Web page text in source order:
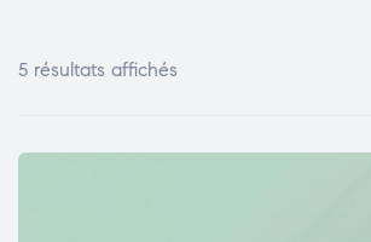
5 résultats affichés